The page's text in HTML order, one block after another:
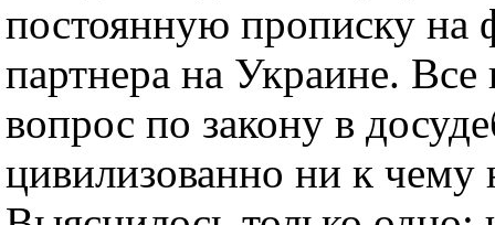
постоянную прописку на
партнера на Украине.
вопрос по закону в
цивилизованно ни к чему